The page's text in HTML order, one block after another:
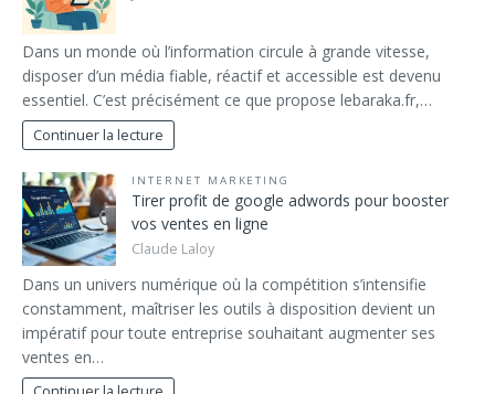
Dans un monde où l’information circule à grande vitesse,
disposer d’un média fiable, réactif et accessible est devenu
essentiel. C’est précisément ce que propose lebaraka.fr,…
Continuer la lecture
INTERNET MARKETING
Tirer profit de google adwords pour booster
vos ventes en ligne
Claude Laloy
Dans un univers numérique où la compétition s’intensifie
constamment, maîtriser les outils à disposition devient un
impératif pour toute entreprise souhaitant augmenter ses
ventes en…